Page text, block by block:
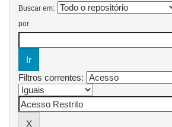
Buscar em:
por
Filtros correntes: